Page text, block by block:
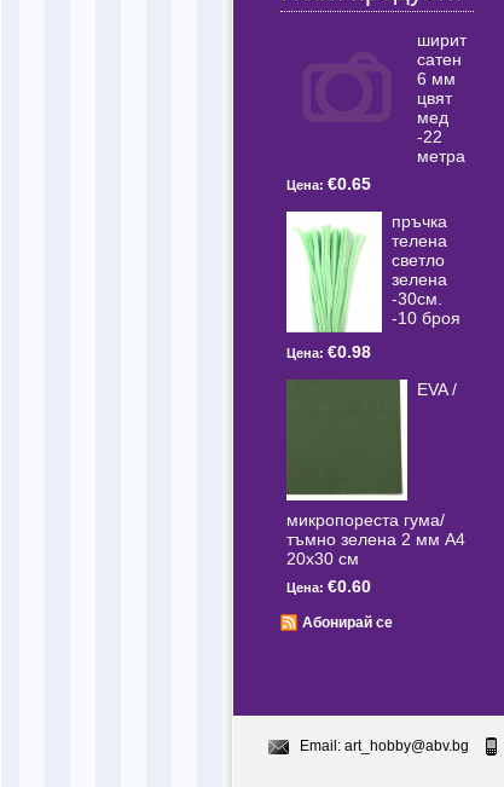
ширит
сатен
6 мм
цвят
мед
-22
метра
Цена: €0.65
пръчка
телена
светлo
зелена
-30см.
-10 броя
Цена: €0.98
EVA /
микропореста гума/
тъмно зелена 2 мм А4
20x30 см
Цена: €0.60
Абонирай се
Email: art_hobby@abv.bg